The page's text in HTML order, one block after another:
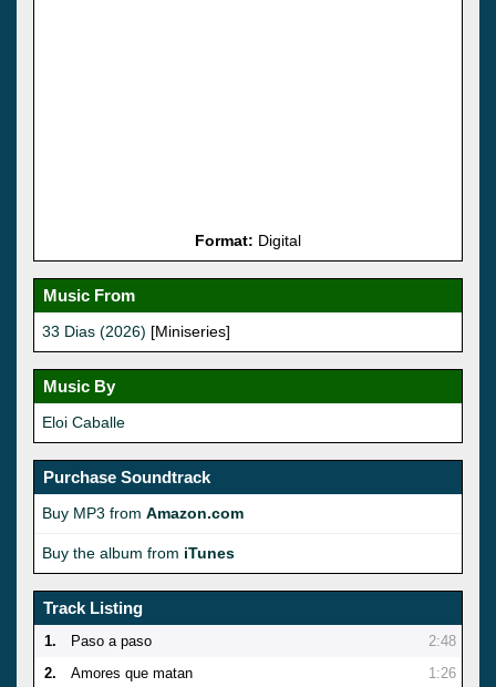
Format: Digital
Music From
33 Dias (2026) [Miniseries]
Music By
Eloi Caballe
Purchase Soundtrack
Buy MP3 from Amazon.com
Buy the album from iTunes
Track Listing
1. Paso a paso
2:48
2.
Amores que matan
1:26